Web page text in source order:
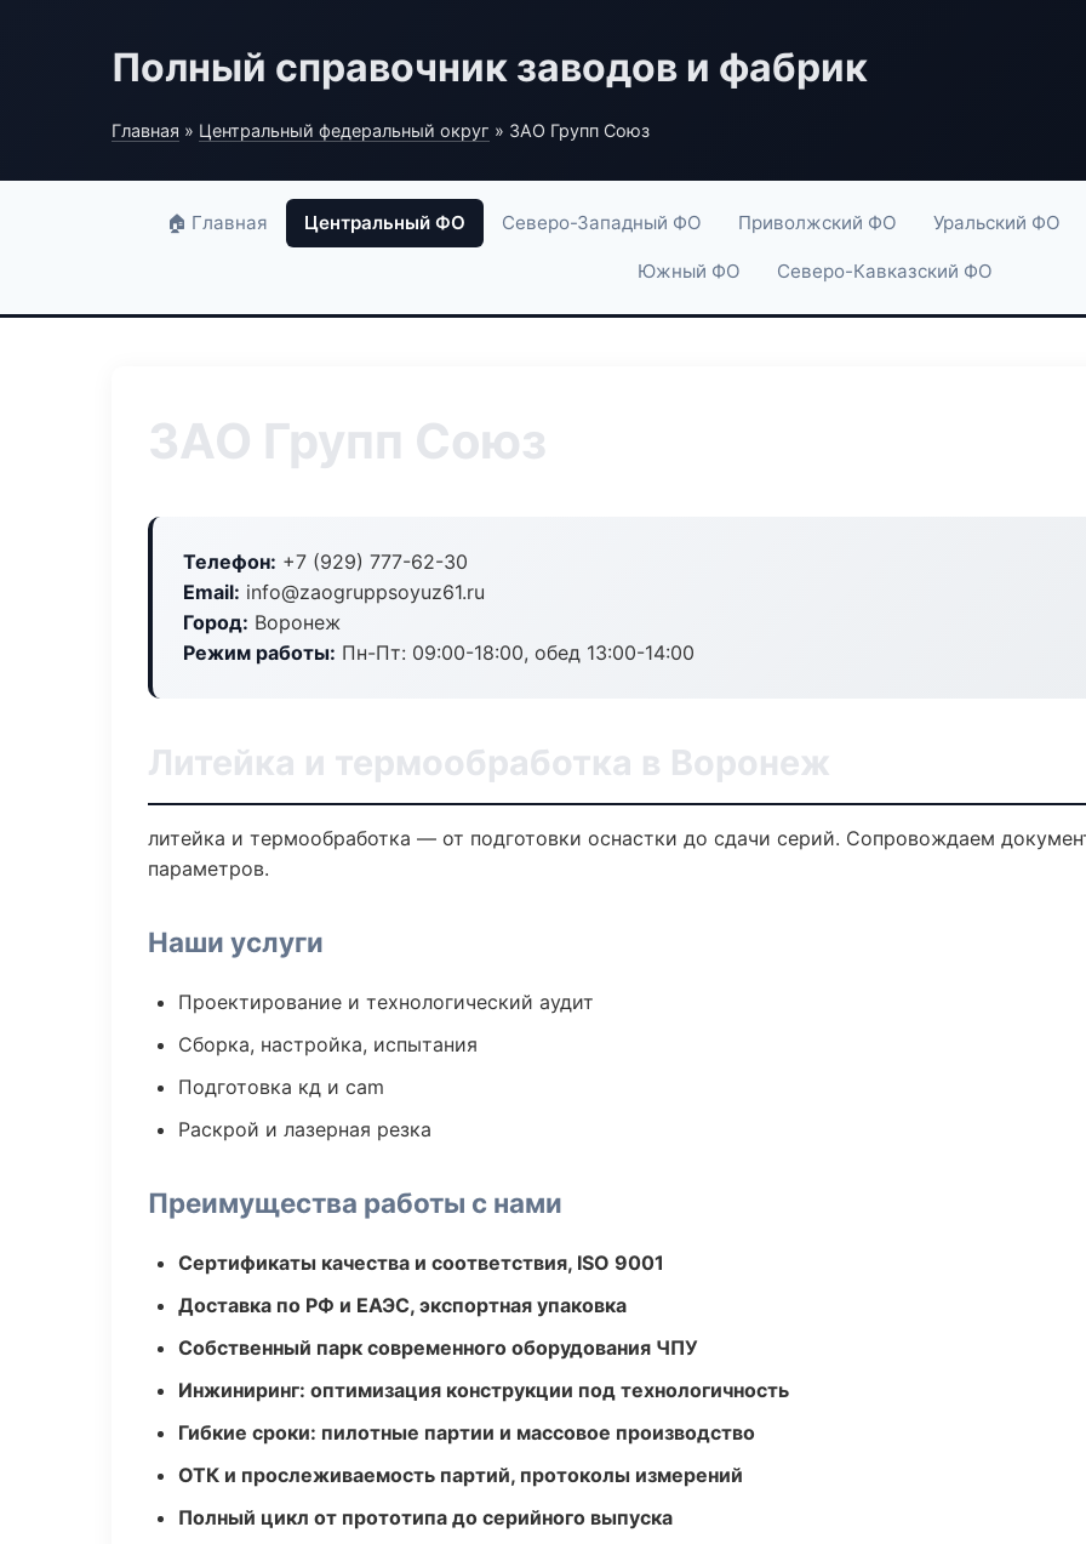
Полный справочник заводов и фабрик
Главная » Центральный федеральный округ » ЗАО Групп Союз
🏠 Главная Центральный ФО Северо-Западный ФО Приволжский ФО Уральский ФО
Южный ФО Северо-Кавказский ФО
ЗАО Групп Союз
Телефон: +7 (929) 777-62-30
Email: info@zaogruppsoyuz61.ru
Город: Воронеж
Режим работы: Пн-Пт: 09:00-18:00, обед 13:00-14:00
Литейка и термообработка в Воронеж
литейка и термообработка — от подготовки оснастки до сдачи серий. Сопровождаем
параметров.
Наши услуги
Проектирование и технологический аудит
Сборка, настройка, испытания
Подготовка кд и cam
Раскрой и лазерная резка
Преимущества работы с нами
Сертификаты качества и соответствия, ISO 9001
Доставка по РФ и ЕАЭС, экспортная упаковка
Собственный парк современного оборудования ЧПУ
Инжиниринг: оптимизация конструкции под технологичность
Гибкие сроки: пилотные партии и массовое производство
ОТК и прослеживаемость партий, протоколы измерений
Полный цикл от прототипа до серийного выпуска